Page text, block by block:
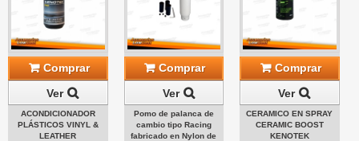
Comprar
Ver
ACONDICIONADOR
PLÁSTICOS VINYL &
LEATHER
Comprar
Ver
Pomo de palanca de
cambio tipo Racing
fabricado en Nylon de
Comprar
Ver
CERAMICO EN SPRAY
CERAMIC BOOST
KENOTEK